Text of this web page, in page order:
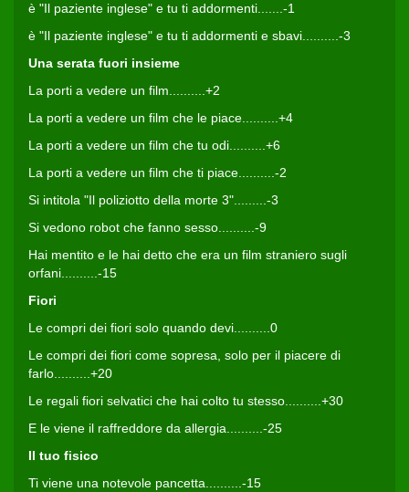
è "Il paziente inglese" e tu ti addormenti.......-1
è "Il paziente inglese" e tu ti addormenti e sbavi..........-3
Una serata fuori insieme
La porti a vedere un film..........+2
La porti a vedere un film che le piace..........+4
La porti a vedere un film che tu odi..........+6
La porti a vedere un film che ti piace..........-2
Si intitola "Il poliziotto della morte 3".........-3
Si vedono robot che fanno sesso..........-9
Hai mentito e le hai detto che era un film straniero sugli
orfani..........-15
Fiori
Le compri dei fiori solo quando devi..........0
Le compri dei fiori come sopresa, solo per il piacere di
farlo..........+20
Le regali fiori selvatici che hai colto tu stesso..........+30
E le viene il raffreddore da allergia..........-25
Il tuo fisico
Ti viene una notevole pancetta..........-15